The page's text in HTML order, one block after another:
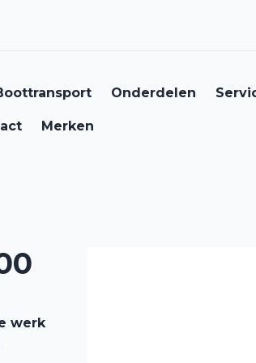
Onderdelen
Merken
werk